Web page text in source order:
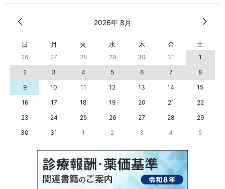
2026年 8月
日 月 火 水 木 金 土
26 27 28 29 30 31
1
2
3 4 5 6 7
8
9
10 11 12 13 14
15
16
17 18 19 20 21
22
23
24 25 26 27 28
29
30
31 1 2 3 4 5